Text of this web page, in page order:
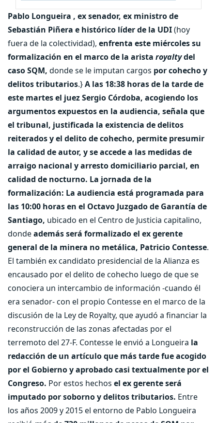
Pablo Longueira , ex senador, ex ministro de
Sebastián Piñera e histórico líder de la UDI(hoy
fuera de la colectividad), enfrenta este miércoles su
formalización en el marco de la arista royaltydel
caso SQM, donde se le imputan cargos por cohecho y
delitos tributarios.}A las 18:38 horas de la tarde de
este martes el juez Sergio Córdoba, acogiendo los
argumentos expuestos en la audiencia, señala que
el tribunal, justificada la existencia de delitos
reiterados y el delito de cohecho, permite presumir
la calidad de autor, y se accede a las medidas de
arraigo nacional y arresto domiciliario parcial, en
calidad de nocturno. La jornada de la
formalización: La audiencia está programada para
las 10:00 horas en el Octavo Juzgado de Garantía de
Santiago, ubicado en el Centro de Justicia capitalino,
dondeademás será formalizado el ex gerente
general de la minera no metálica, Patricio Contesse.
El también ex candidato presidencial de la Alianza es
encausado por el delito de cohecho luego de que se
conociera un intercambio de información -cuando él
era senador- con el propio Contesseen el marco de la
discusión de la Ley de Royalty, que ayudó a financiar la
reconstrucción de las zonas afectadas por el
terremoto del 27-F. Contesse le envió a Longueira la
redacción de un artículo que más tarde fue acogido
por el Gobierno y aprobado casi textualmente por el
Congreso. Por estos hechos el ex gerente será
imputado por soborno y delitos tributarios. Entre
los años 2009 y 2015 el entorno de Pablo Longueira